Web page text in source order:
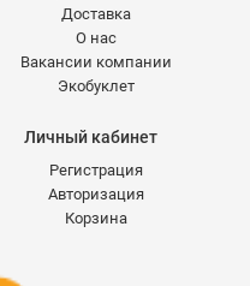
Доставка
О нас
Вакансии компании
Экобуклет
Личный кабинет
Регистрация
Авторизация
Корзина